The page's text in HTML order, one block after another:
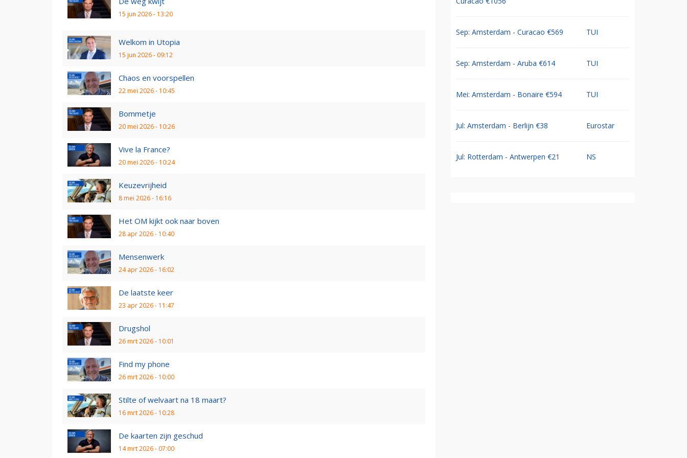
15 jun 2026 - 13:20
Welkom in Utopia
15 jun 2026 - 09:12
Chaos en voorspellen
22 mei 2026 - 10:45
Bommetje
20 mei 2026 - 10:26
Vive la France?
20 mei 2026 - 10:24
Keuzevrijheid
8 mei 2026 - 16:16
Het OM kijkt ook naar boven
28 apr 2026 - 10:40
Mensenwerk
24 apr 2026 - 16:02
De laatste keer
23 apr 2026 - 11:47
Drugshol
26 mrt 2026 - 10:01
Find my phone
26 mrt 2026 - 10:00
Stilte of welvaart na 18 maart?
16 mrt 2026 - 10:28
De kaarten zijn geschud
14 mrt 2026 - 07:00
Sep: Amsterdam - Curacao €569 TUI
Sep: Amsterdam - Aruba €614 TUI
Mei: Amsterdam - Bonaire €594 TUI
Jul: Amsterdam - Berlijn €38 Eurostar
Jul: Rotterdam - Antwerpen €21 NS